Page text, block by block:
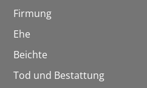
Firmung
Ehe
Beichte
Tod und Bestattung